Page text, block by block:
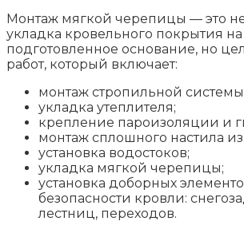
Монтаж мягкой черепицы — это
укладка кровельного покрытия на
подготовленное основание, но
работ, который включает:
монтаж стропильной
укладка утеплителя;
крепление пароизоляции и
монтаж сплошного настила
установка водостоков;
укладка мягкой черепицы;
установка доборных
безопасности кровли:
лестниц, переходов.